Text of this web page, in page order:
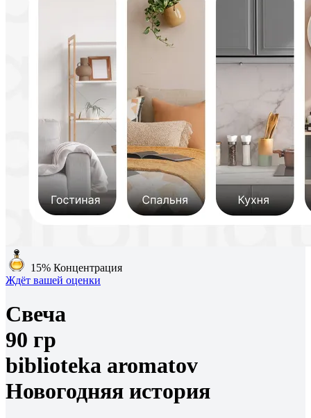
15% Концентрация
Ждёт вашей оценки
Свеча
90 гр
biblioteka aromatov
Новогодняя история